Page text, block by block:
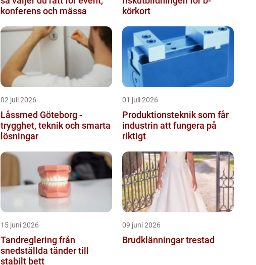
konferens och mässa
körkort
02 juli 2026
Låssmed Göteborg -
trygghet, teknik och smarta
lösningar
01 juli 2026
Produktionsteknik som får
industrin att fungera på
riktigt
15 juni 2026
Tandreglering från
snedställda tänder till
stabilt bett
09 juni 2026
Brudklänningar trestad